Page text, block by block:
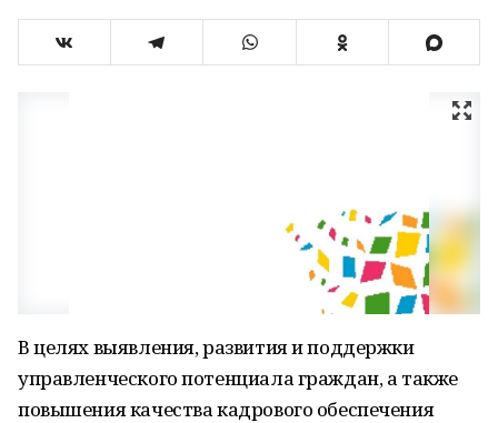
В целях выявления, развития и поддержки
управленческого потенциала граждан, а также
повышения качества кадрового обеспечения